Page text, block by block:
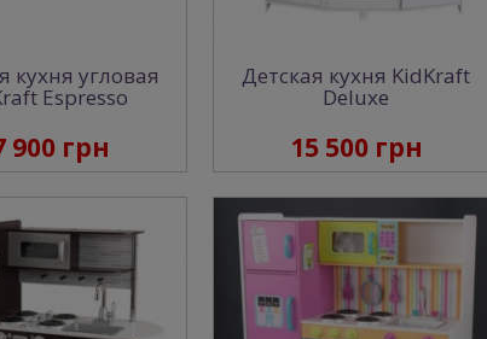
кухня угловая
Espresso
900 грн
Детская кухня KidKraft
Deluxe
15 500 грн